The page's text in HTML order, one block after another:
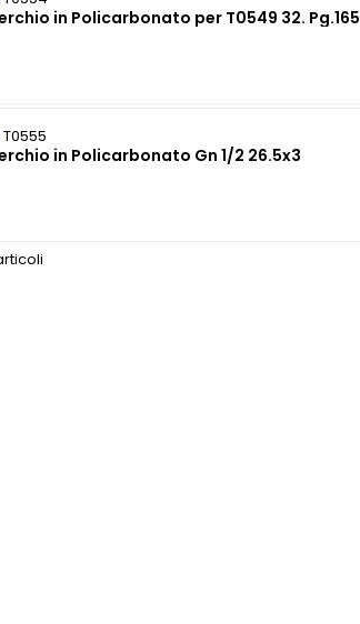
in Policarbonato per T0549 32. Pg.165
T0555
in Policarbonato Gn 1/2 26.5x3